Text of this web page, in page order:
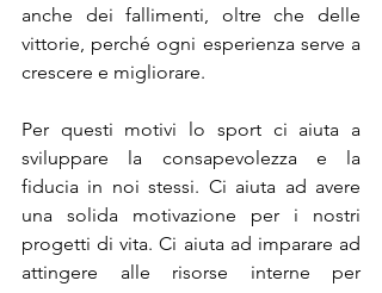
anche dei fallimenti, oltre che delle
vittorie, perché ogni esperienza serve a
crescere e migliorare.
Per questi motivi lo sport ci aiuta a
sviluppare la consapevolezza e la
fiducia in noi stessi. Ci aiuta ad avere
una solida motivazione per i nostri
progetti di vita. Ci aiuta ad imparare ad
attingere alle risorse interne per